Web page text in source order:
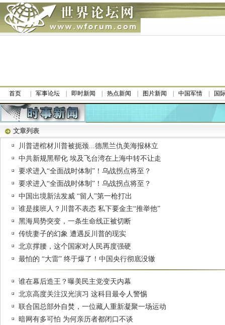
首页 军事论坛 即时新闻 热点新闻 图片新闻 中国军情 国
文章列表
川普进棺材川普被扼颈...德黑兰仇美海报林立
中共新规黑帮化 埃及飞台湾在上海中转不让走
要求进入“全面战时体制”！乌战拐点将至？
要求进入“全面战时体制”！乌战拐点将至？
中国出境新法发威 “留人”第一枪打出
谁是接班人？川普不表态 私下要金主“推举他”
黑海局势突变，一条生命线正被切断
传统妻子的幻象 遭遇反川普的现实
北京撑腰，这个国家对人民再度强硬
最怕的 “大雷” 终于爆了！中国央行彻底没辙
谁在幕后造王？曝美民主党变天内幕
北京高度关注汉光演习 这科目最令人警惕
联合国总部外自焚，一位藏人重新凝聚一场运动
暗网有多可怕 为何亲历者都闭口不谈